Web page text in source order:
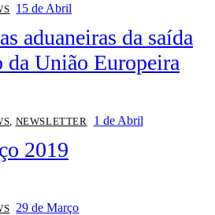
15 de Abril
aduaneiras da saída
União Europeira
NEWSLETTER 1 de Abril
2019
29 de Março